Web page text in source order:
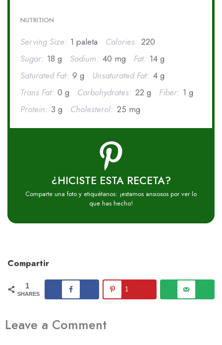
NUTRITION
Serving Size: 1 paleta Calories: 220
Sugar: 18 g Sodium: 40 mg Fat: 14 g
Saturated Fat: 9 g Unsaturated Fat: 4 g
Trans Fat: 0 g Carbohydrates: 22 g Fiber: 1 g
Protein: 3 g Cholesterol: 25 mg
¿HICISTE ESTA RECETA?
Comparte una foto y etiquétanos: ¡estamos ansiosos por ver lo
que has hecho!
Compartir
1
SHARES
1
Leave a Comment